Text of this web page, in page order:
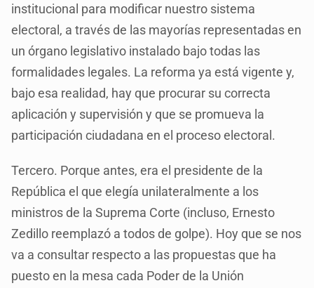
institucional para modificar nuestro sistema
electoral, a través de las mayorías representadas en
un órgano legislativo instalado bajo todas las
formalidades legales. La reforma ya está vigente y,
bajo esa realidad, hay que procurar su correcta
aplicación y supervisión y que se promueva la
participación ciudadana en el proceso electoral.
Tercero. Porque antes, era el presidente de la
República el que elegía unilateralmente a los
ministros de la Suprema Corte (incluso, Ernesto
Zedillo reemplazó a todos de golpe). Hoy que se nos
va a consultar respecto a las propuestas que ha
puesto en la mesa cada Poder de la Unión